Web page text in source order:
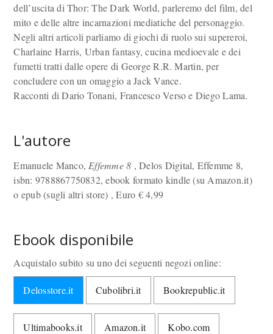
dell’uscita di Thor: The Dark World, parleremo del film, del
mito e delle altre incarnazioni mediatiche del personaggio.
Negli altri articoli parliamo di giochi di ruolo sui supereroi,
Charlaine Harris, Urban fantasy, cucina medioevale e dei
fumetti tratti dalle opere di George R.R. Martin, per
concludere con un omaggio a Jack Vance.
Racconti di Dario Tonani, Francesco Verso e Diego Lama.
L'autore
Emanuele Manco, Effemme 8 , Delos Digital, Effemme 8,
isbn: 9788867750832, ebook formato kindle (su Amazon.it)
o epub (sugli altri store) , Euro €4,99
Ebook disponibile
Acquistalo subito su uno dei seguenti negozi online:
Delosstore.it Cubolibri.it Bookrepublic.it
Ultimabooks.it Amazon.it Kobo.com